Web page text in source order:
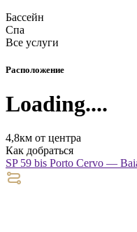
Бассейн
Спа
Все услуги
Расположение
Loading....
4,8км от центра
Как добраться
SP 59 bis Porto Cervo —